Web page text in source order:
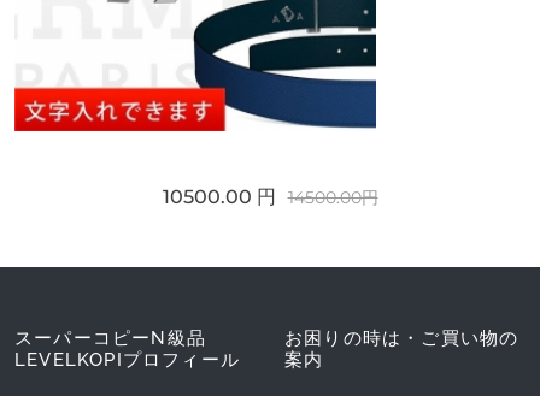
10500.00 円 14500.00円
スーパーコピーN級品
LEVELKOPIプロフィール
お困りの時は・ご買い物の
案内